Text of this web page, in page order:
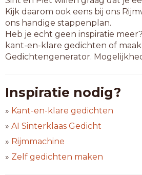
Kijk daarom ook eens bij ons
ons handige stappenplan.
Heb je echt geen inspiratie
kant-en-klare gedichten of
Gedichtengenerator.
Inspiratie nodig?
» Kant-en-klare gedichten
» AI Sinterklaas Gedicht
» Rijmmachine
» Zelf gedichten maken